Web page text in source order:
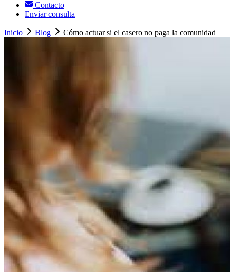
Contacto
Enviar consulta
Inicio Blog Cómo actuar si el casero no paga la comunidad